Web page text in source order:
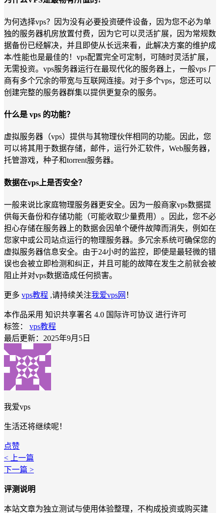
为何选择vps？因为没有必要投资硬件设备，因为您不必为单
独的服务器机房放置付费，因为它可以灵活扩展，因为常规数
据备份已经解决，并且即使从长远来看，此解决方案的维护成
本/性能也是最佳的！vps配置完全可定制，可随时灵活扩展，
无需投资。vps服务器运行在最现代化的服务器上，一般vps 厂
商有多个冗余的带宽与互联网连接。对于多个vps，您还可以
创建完整的服务器群集以提供更复杂的服务。
什么是 vps 的功能？
虚拟服务器（vps）提供与其物理伙伴相同的功能。因此，您
可以将其用于数据存储，邮件，运行外汇软件，Web服务器，
托管游戏，种子和torrent服务器。
数据在vps上是否安全？
一般来说比家庭物理服务器更安全。因为一般商家vps数据提
供每天备份和存储功能（可能收取少量费用）。因此，您不必
担心存储在服务器上的数据会因单个硬件故障而消失，例如在
您家中或公司站点运行的物理服务器。多冗余系统可确保您的
虚拟服务器信息安全。由于24小时的监控，即使是最轻微的错
误也会被立即检测和纠正，并且可能的故障在发生之前就会被
阻止并对vps数据造成任何损害。
更多 vps教程 ,请持续关注我爱vps网 ！
本作品采用 知识共享署名 4.0 国际许可协议 进行许可
标签：
vps教程
最后更新：2025年9月5日
我爱vps
生活还将继续呢！
点赞
< 上一篇
下一篇 >
评测说明
本站文章为独立测试与使用体验整理，不构成投资或购买建